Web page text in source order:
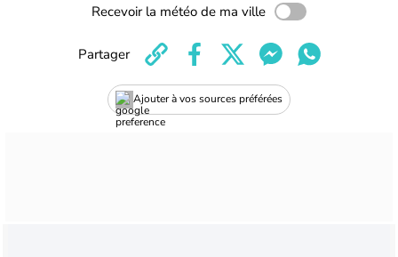
Recevoir la météo de ma ville
Ajouter à vos sources préférées
Partager